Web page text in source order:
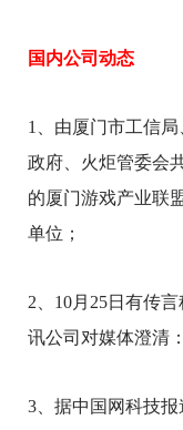
国内公司动态
1、由厦门市工信
政府、火炬管委会
的厦门游戏产业联
单位；
2、10月25日有传
讯公司对媒体澄清
3、据中国网科技